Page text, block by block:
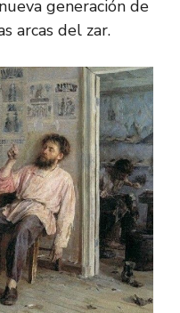
generación de
arcas del zar.